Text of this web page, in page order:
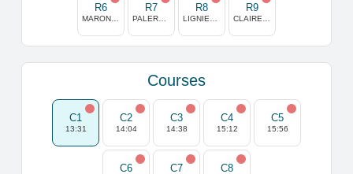
R6 R7 R8 R9
Courses
C1
13:31
C2
14:04
C3
14:38
C4
15:12
C5
15:56
C6 C7 C8